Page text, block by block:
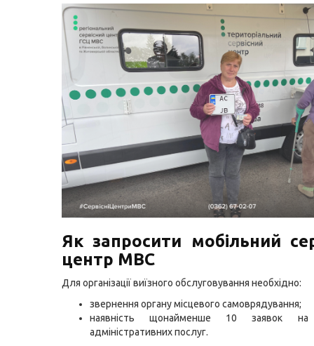
Як запросити мобільний
центр МВС
Для організації виїзного обслуговування необхідно:
звернення органу місцевого самоврядування;
наявність щонайменше 10 заявок на
адміністративних послуг.